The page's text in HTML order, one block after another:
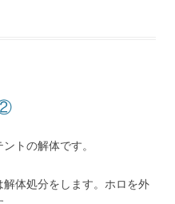
トの解体です。
体処分をします。ホロを外